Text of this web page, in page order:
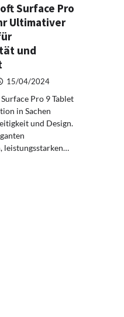
Surface Pro
Ultimativer
und
15/04/2024
Pro 9 Tablet
in Sachen
und Design.
leistungsstarken…